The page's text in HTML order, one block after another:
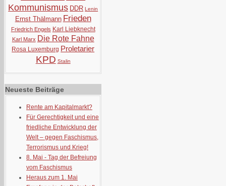
Kommunismus DDR Lenin
Ernst Thälmann Frieden
Friedrich Engels Karl Liebknecht
Karl Marx Die Rote Fahne
Rosa Luxemburg Proletarier
KPD Stalin
Neueste Beiträge
Rente am Kapitalmarkt?
Für Gerechtigkeit und eine
friedliche Entwicklung der
Welt – gegen Faschismus,
Terrorismus und Krieg!
8. Mai - Tag der Befreiung
vom Faschismus
Heraus zum 1. Mai